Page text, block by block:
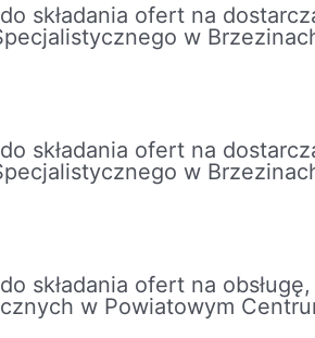
składania ofert na
w
składania ofert na
w
składania ofert na
w Powiatowym